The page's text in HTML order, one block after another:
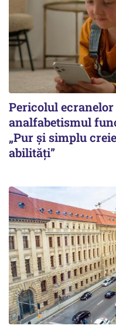
Pericolul
analfabetismul
„Pur și simplu
abilități”